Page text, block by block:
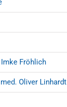
Fröhlich
Oliver Linhardt